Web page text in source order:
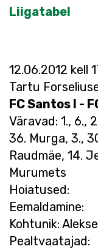
Liigatabel
12.06.2012 kell
Tartu
FC Santos I -
Väravad: 1., 6.,
36. Murga, 3.,
Raudmäe, 14.
Murumets
Hoiatused:
Eemaldamine:
Kohtunik:
Pealtvaatajad: